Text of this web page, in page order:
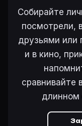
Собирайте
посмотрели,
друзьями или
и в кино,
сравнивайте
длинном